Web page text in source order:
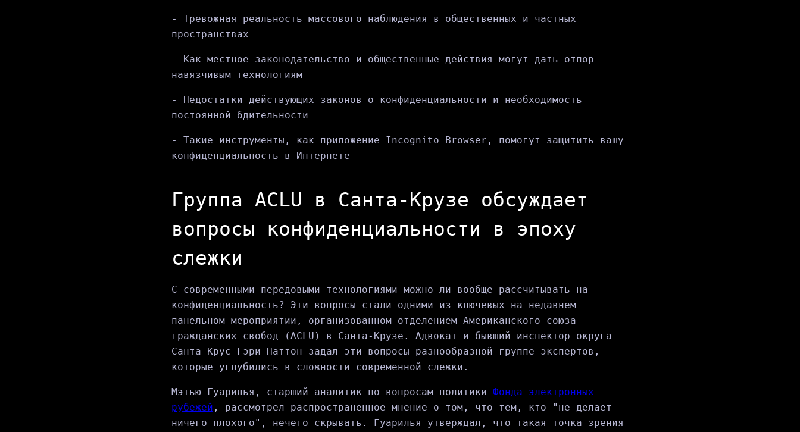
- Тревожная реальность массового наблюдения в общественных и частных
пространствах
- Как местное законодательство и общественные действия могут дать отпор
навязчивым технологиям
- Недостатки действующих законов о конфиденциальности и необходимость
постоянной бдительности
- Такие инструменты, как приложение Incognito Browser, помогут защитить вашу
конфиденциальность в Интернете
Группа ACLU в Санта-Крузе обсуждает
вопросы конфиденциальности в эпоху
слежки
С современными передовыми технологиями можно ли вообще рассчитывать на
конфиденциальность? Эти вопросы стали одними из ключевых на недавнем
панельном мероприятии, организованном отделением Американского союза
гражданских свобод (ACLU) в Санта-Крузе. Адвокат и бывший инспектор округа
Санта-Крус Гэри Паттон задал эти вопросы разнообразной группе экспертов,
которые углубились в сложности современной слежки.
Мэтью Гуарилья, старший аналитик по вопросам политики Фонда электронных
рубежей , рассмотрел распространенное мнение о том, что тем, кто "не делает
ничего плохого", нечего скрывать. Гуарилья утверждал, что такая точка зрения